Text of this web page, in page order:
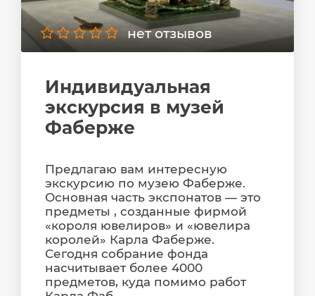
нет отзывов
Индивидуальная
экскурсия в музей
Фаберже
Предлагаю вам интересную
экскурсию по музею Фаберже.
Основная часть экспонатов — это
предметы , созданные фирмой
«короля ювелиров» и «ювелира
королей» Карла Фаберже.
Сегодня собрание фонда
насчитывает более 4000
предметов, куда помимо работ